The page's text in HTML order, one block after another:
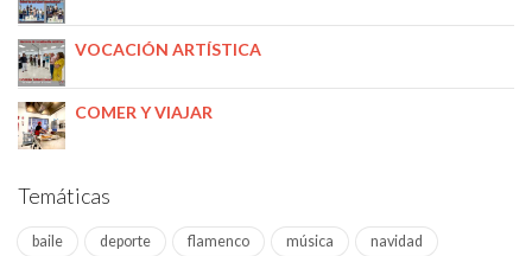
VOCACIÓN ARTÍSTICA
COMER Y VIAJAR
Temáticas
baile deporte flamenco música navidad